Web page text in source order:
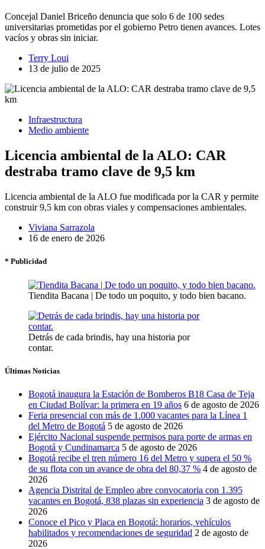
Concejal Daniel Briceño denuncia que solo 6 de 100 sedes
universitarias prometidas por el gobierno Petro tienen avances. Lotes
vacíos y obras sin iniciar.
Terry Loui
13 de julio de 2025
Infraestructura
Medio ambiente
Licencia ambiental de la ALO: CAR
destraba tramo clave de 9,5 km
Licencia ambiental de la ALO fue modificada por la CAR y permite
construir 9,5 km con obras viales y compensaciones ambientales.
Viviana Sarrazola
16 de enero de 2026
* Publicidad
Tiendita Bacana | De todo un poquito, y todo bien bacano.
Detrás de cada brindis, hay una historia por
contar.
Últimas Noticias
Bogotá inaugura la Estación de Bomberos B18 Casa de Teja
en Ciudad Bolívar: la primera en 19 años 6 de agosto de 2026
Feria presencial con más de 1.000 vacantes para la Línea 1
del Metro de Bogotá 5 de agosto de 2026
Ejército Nacional suspende permisos para porte de armas en
Bogotá y Cundinamarca 5 de agosto de 2026
Bogotá recibe el tren número 16 del Metro y supera el 50 %
de su flota con un avance de obra del 80,37 % 4 de agosto de
2026
Agencia Distrital de Empleo abre convocatoria con 1.395
vacantes en Bogotá, 838 plazas sin experiencia 3 de agosto de
2026
Conoce el Pico y Placa en Bogotá: horarios, vehículos
habilitados y recomendaciones de seguridad 2 de agosto de
2026